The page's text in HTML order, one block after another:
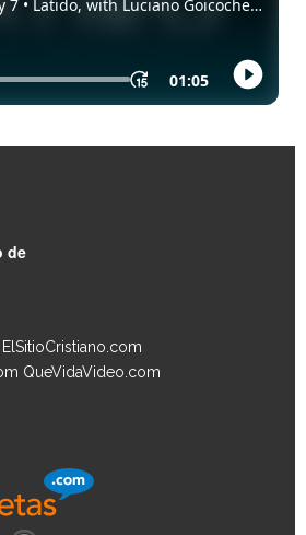
de
ElSitioCristiano.com
QueVidaVideo.com